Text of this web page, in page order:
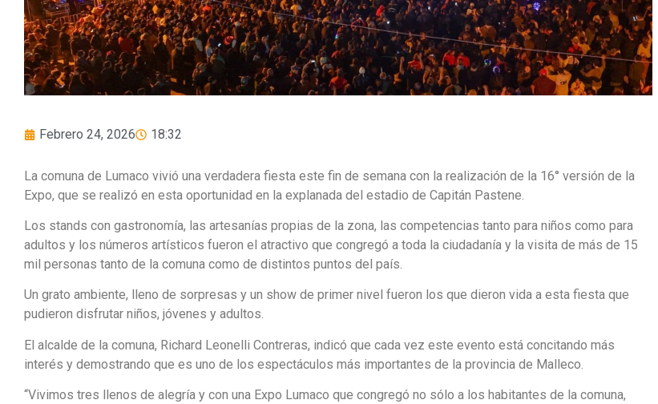
Febrero 24, 2026 18:32
La comuna de Lumaco vivió una verdadera fiesta este fin de semana con la realización de la 16° versión de la
Expo, que se realizó en esta oportunidad en la explanada del estadio de Capitán Pastene.
Los stands con gastronomía, las artesanías propias de la zona, las competencias tanto para niños como para
adultos y los números artísticos fueron el atractivo que congregó a toda la ciudadanía y la visita de más de 15
mil personas tanto de la comuna como de distintos puntos del país.
Un grato ambiente, lleno de sorpresas y un show de primer nivel fueron los que dieron vida a esta fiesta que
pudieron disfrutar niños, jóvenes y adultos.
El alcalde de la comuna, Richard Leonelli Contreras, indicó que cada vez este evento está concitando más
interés y demostrando que es uno de los espectáculos más importantes de la provincia de Malleco.
“Vivimos tres llenos de alegría y con una Expo Lumaco que congregó no sólo a los habitantes de la comuna,